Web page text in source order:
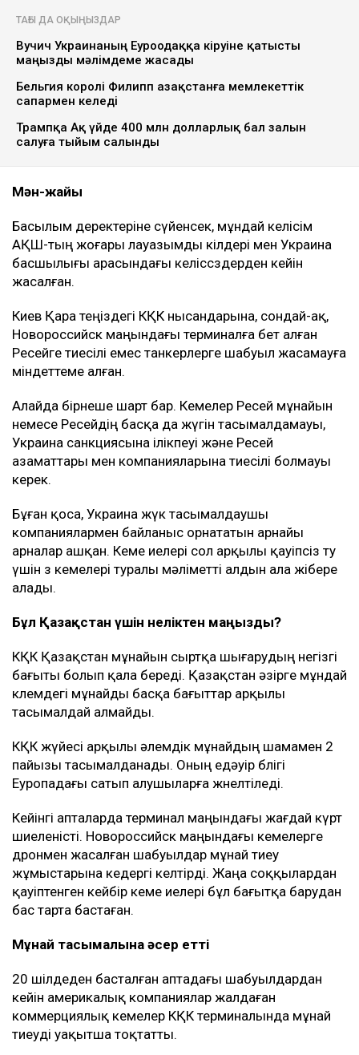
ТАҒЫ ДА ОҚЫҢЫЗДАР
Вучич Украинаның Еуроодаққа кіруіне қатысты
маңызды мәлімдеме жасады
Бельгия королі Филипп Қазақстанға мемлекеттік
сапармен келеді
Трампқа Ақ үйде 400 млн долларлық бал залын
салуға тыйым салынды
Мән-жайы
Басылым деректеріне сүйенсек, мұндай келісім
АҚШ-тың жоғары лауазымды өкілдері мен Украина
басшылығы арасындағы келіссөздерден кейін
жасалған.
Киев Қара теңіздегі КҚК нысандарына, сондай-ақ,
Новороссийск маңындағы терминалға бет алған
Ресейге тиесілі емес танкерлерге шабуыл жасамауға
міндеттеме алған.
Алайда бірнеше шарт бар. Кемелер Ресей мұнайын
немесе Ресейдің басқа да жүгін тасымалдамауы,
Украина санкциясына ілікпеуі және Ресей
азаматтары мен компанияларына тиесілі болмауы
керек.
Бұған қоса, Украина жүк тасымалдаушы
компаниялармен байланыс орнататын арнайы
арналар ашқан. Кеме иелері сол арқылы қауіпсіз өту
үшін өз кемелері туралы мәліметті алдын ала жібере
алады.
Бұл Қазақстан үшін неліктен маңызды?
КҚК Қазақстан мұнайын сыртқа шығарудың негізгі
бағыты болып қала береді. Қазақстан әзірге мұндай
көлемдегі мұнайды басқа бағыттар арқылы
тасымалдай алмайды.
КҚК жүйесі арқылы әлемдік мұнайдың шамамен 2
пайызы тасымалданады. Оның едәуір бөлігі
Еуропадағы сатып алушыларға жөнелтіледі.
Кейінгі апталарда терминал маңындағы жағдай күрт
шиеленісті. Новороссийск маңындағы кемелерге
дронмен жасалған шабуылдар мұнай тиеу
жұмыстарына кедергі келтірді. Жаңа соққылардан
қауіптенген кейбір кеме иелері бұл бағытқа барудан
бас тарта бастаған.
Мұнай тасымалына әсер етті
20 шілдеден басталған аптадағы шабуылдардан
кейін америкалық компаниялар жалдаған
коммерциялық кемелер КҚК терминалында мұнай
тиеуді уақытша тоқтатты.